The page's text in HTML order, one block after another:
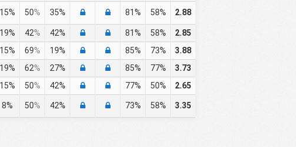
15% 50% 35% 81% 58% 2.88
19% 42% 42% 81% 58%
2.85
15% 69% 19% 85% 73%
3.88
19% 62% 27% 85% 77%
3.73
15% 50% 42% 77% 50% 2.65
8% 50% 42% 73% 58% 3.35